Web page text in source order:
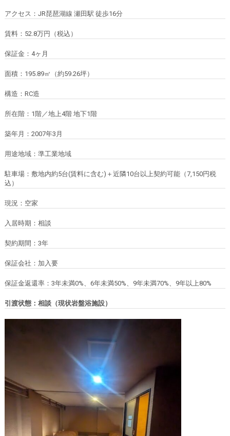
アクセス：JR琵琶湖線 瀬田駅 徒歩16分
賃料：52.8万円（税込）
保証金：4ヶ月
面積：195.89㎡（約59.26坪）
構造：RC造
所在階：1階／地上4階 地下1階
築年月：2007年3月
用途地域：準工業地域
駐車場：敷地内約5台(賃料に含む)＋近隣10台以上契約可能（7,150円税
込）
現況：空家
入居時期：相談
契約期間：3年
保証会社：加入要
保証金返還率：3年未満0%、6年未満50%、9年未満70%、9年以上80%
引渡状態：相談（現状岩盤浴施設）